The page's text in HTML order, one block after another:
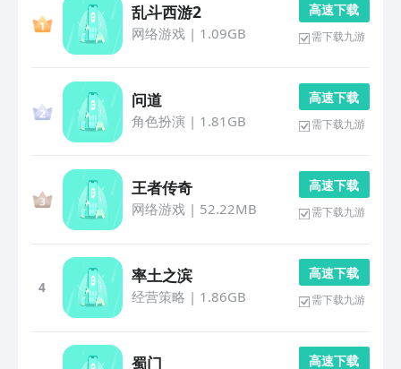
乱斗西游2
网络游戏| 1.09GB
高 速 下 载
需下载九游
问道
角色扮演 | 1.81GB
高 速 下 载
需下载九游
王者传奇
网络游戏| 52.22MB
高 速 下 载
需下载九游
4
率土之滨
经营策略 | 1.86GB
高 速 下 载
需下载九游
蜀门 高 速 下 载